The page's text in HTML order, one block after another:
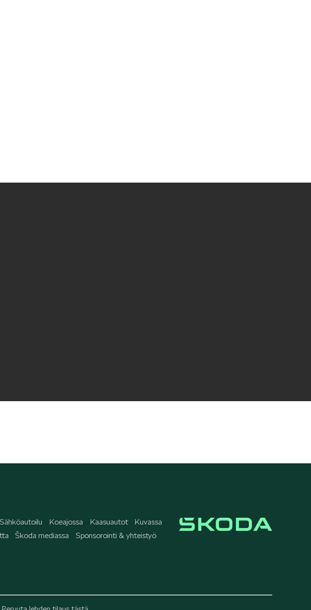
Sähköautoilu Koeajossa Kaasuautot
Kuvassa
Škoda mediassa
Sponsorointi & yhteistyö